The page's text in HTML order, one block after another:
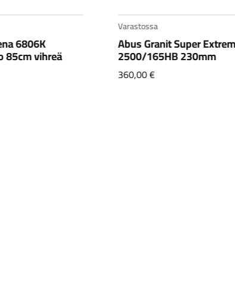
6806K
85cm vihreä
Varastossa
Abus Granit Super
2500/165HB 230mm
360,00€